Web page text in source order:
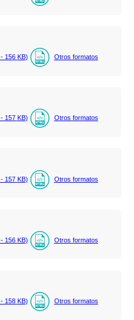
- 156 KB) Otros formatos
- 157 KB) Otros formatos
- 157 KB) Otros formatos
- 156 KB) Otros formatos
- 158 KB) Otros formatos